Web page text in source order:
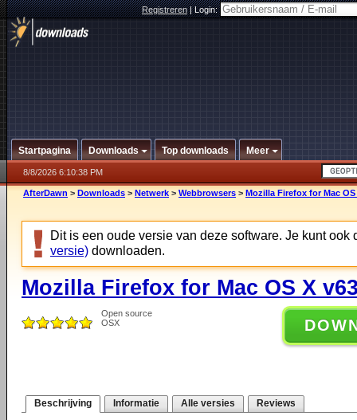
Registreren|Login:
Startpagina Downloads Top downloads Meer
8/8/2026 6:10:38 PM
AfterDawn > Downloads > Netwerk > Webbrowsers > Mozilla Firefox for Mac OS
Dit is een oude versie van deze software. Je kunt ook
versie) downloaden.
Mozilla Firefox for Mac OS X
Open source
OSX
Beschrijving Informatie Alle versies Reviews